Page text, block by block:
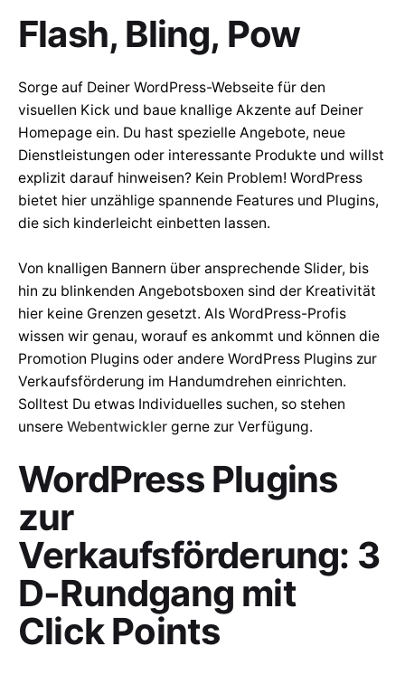
Flash, Bling, Pow
Sorge auf Deiner WordPress-Webseite für den
visuellen Kick und baue knallige Akzente auf Deiner
Homepage ein. Du hast spezielle Angebote, neue
Dienstleistungen oder interessante Produkte und willst
explizit darauf hinweisen? Kein Problem! WordPress
bietet hier unzählige spannende Features und Plugins,
die sich kinderleicht einbetten lassen.
Von knalligen Bannern über ansprechende Slider, bis
hin zu blinkenden Angebotsboxen sind der Kreativität
hier keine Grenzen gesetzt. Als WordPress-Profis
wissen wir genau, worauf es ankommt und können die
Promotion Plugins oder andere WordPress Plugins zur
Verkaufsförderung im Handumdrehen einrichten.
Solltest Du etwas Individuelles suchen, so stehen
unsere Webentwickler gerne zur Verfügung.
WordPress Plugins
zur
Verkaufsförderung: 3
D-Rundgang mit
Click Points